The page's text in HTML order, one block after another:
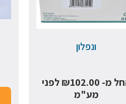
ונפלון
מ- ₪102.00
לפני
מע"מ